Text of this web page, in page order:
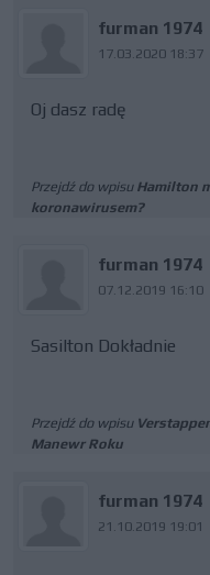
furman 1974
17.03.2020 18:37
Oj dasz radę
Przejdź do wpisu Hamilton
koronawirusem?
furman 1974
07.12.2019 16:10
Sasilton Dokładnie
Przejdź do wpisu
Manewr Roku
furman 1974
21.10.2019 19:01